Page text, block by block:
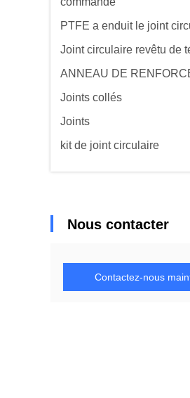
PTFE a enduit le joint
Joint circulaire revêtu de
ANNEAU DE
Joints collés
Joints
kit de joint circulaire
Nous contacter
Contactez-nous